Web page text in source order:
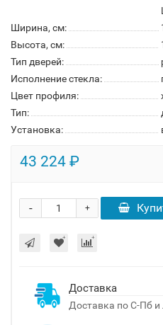
Ширина, см:
Высота, см:
Тип дверей:
Исполнение стекла:
Цвет профиля:
Тип:
Установка:
43 224 ₽
+
-
Доставка
Доставка по С-Пб и